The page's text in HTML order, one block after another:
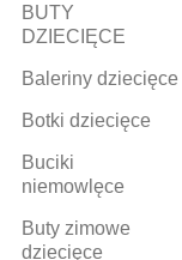
BUTY
DZIECIĘCE
Baleriny dziecięce
Botki dziecięce
Buciki
niemowlęce
Buty zimowe
dziecięce